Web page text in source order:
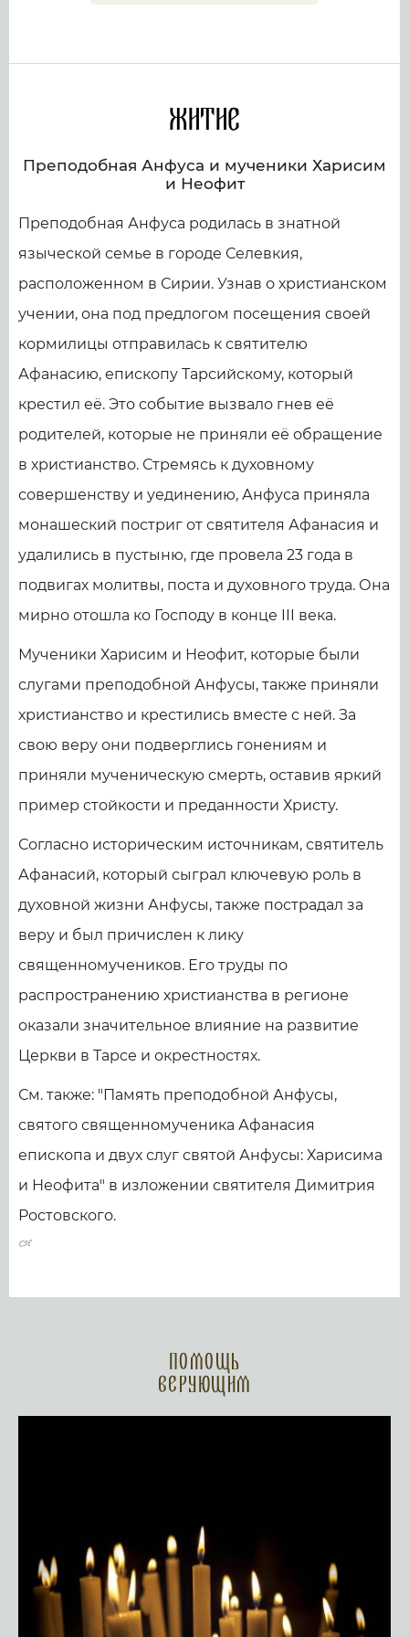
Житие
Преподобная Анфуса и мученики Харисим
и Неофит
Преподобная Анфуса родилась в знатной
языческой семье в городе Селевкия,
расположенном в Сирии. Узнав о христианском
учении, она под предлогом посещения своей
кормилицы отправилась к святителю
Афанасию, епископу Тарсийскому, который
крестил её. Это событие вызвало гнев её
родителей, которые не приняли её обращение
в христианство. Стремясь к духовному
совершенству и уединению, Анфуса приняла
монашеский постриг от святителя Афанасия и
удалились в пустыню, где провела 23 года в
подвигах молитвы, поста и духовного труда. Она
мирно отошла ко Господу в конце III века.
Мученики Харисим и Неофит, которые были
слугами преподобной Анфусы, также приняли
христианство и крестились вместе с ней. За
свою веру они подверглись гонениям и
приняли мученическую смерть, оставив яркий
пример стойкости и преданности Христу.
Согласно историческим источникам, святитель
Афанасий, который сыграл ключевую роль в
духовной жизни Анфусы, также пострадал за
веру и был причислен к лику
священномучеников. Его труды по
распространению христианства в регионе
оказали значительное влияние на развитие
Церкви в Тарсе и окрестностях.
См. также: "Память преподобной Анфусы,
святого священномученика Афанасия
епископа и двух слуг святой Анфусы: Харисима
и Неофита" в изложении святителя Димитрия
Ростовского.
Помощь
верующим